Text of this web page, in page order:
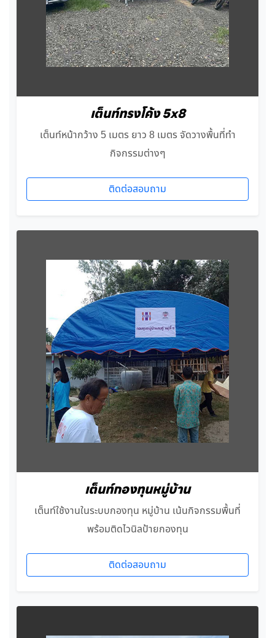
เต็นท์ทรงโค้ง 5x8
เต็นท์หน้ากว้าง 5 เมตร ยาว 8 เมตร จัดวางพื้นที่ทำ
กิจกรรมต่างๆ
ติดต่อสอบถาม
เต็นท์กองทุนหมู่บ้าน
เต็นท์ใช้งานในระบบกองทุน หมู่บ้าน เน้นกิจกรรมพื้นที่
พร้อมติดไวนิลป้ายกองทุน
ติดต่อสอบถาม